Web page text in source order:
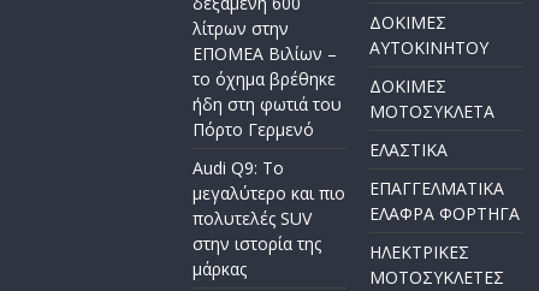
λίτρων στην
ΕΠΟΜΕΑ Βιλίων –
το όχημα βρέθηκε
ήδη στη φωτιά του
Πόρτο Γερμενό
Audi Q9: Το
μεγαλύτερο και πιο
πολυτελές SUV
στην ιστορία της
μάρκας
ΔΟΚΙΜΕΣ
ΑΥΤΟΚΙΝΗΤΟΥ
ΔΟΚΙΜΕΣ
ΜΟΤΟΣΥΚΛΕΤΑ
ΕΛΑΣΤΙΚΑ
ΕΠΑΓΓΕΛΜΑΤΙΚΑ
ΕΛΑΦΡΑ ΦΟΡΤΗΓΑ
ΗΛΕΚΤΡΙΚΕΣ
ΜΟΤΟΣΥΚΛΕΤΕΣ